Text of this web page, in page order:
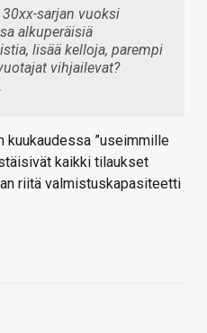
sarjan vuoksi
alkuperäisiä
lisää kelloja, parempi
vihjailevat?
kuukaudessa ”useimmille
kaikki tilaukset
riitä valmistuskapasiteetti